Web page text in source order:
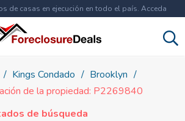
de casas en ejecución en todo el país. Acceda
ahora a
Kings Condado
Brooklyn
de la propiedad: P2269840
de búsqueda